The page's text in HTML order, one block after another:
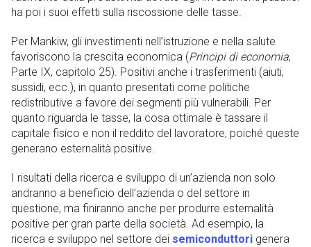
ha poi i suoi effetti sulla riscossione delle tasse.
Per Mankiw, gli investimenti nell’istruzione e nella salute
favoriscono la crescita economica (Principi di economia,
Parte IX, capitolo 25). Positivi anche i trasferimenti (aiuti,
sussidi, ecc.), in quanto presentati come politiche
redistributive a favore dei segmenti più vulnerabili. Per
quanto riguarda le tasse, la cosa ottimale è tassare il
capitale fisico e non il reddito del lavoratore, poiché queste
generano esternalità positive.
I risultati della ricerca e sviluppo di un’azienda non solo
andranno a beneficio dell’azienda o del settore in
questione, ma finiranno anche per produrre esternalità
positive per gran parte della società. Ad esempio, la
ricerca e sviluppo nel settore dei semiconduttori genera